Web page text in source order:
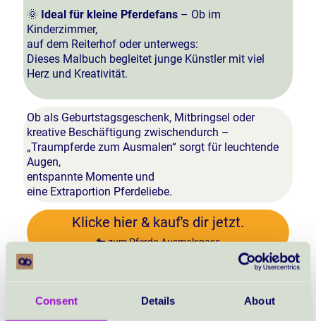
Consent Details About
🌞 Ideal für kleine Pferdefans – Ob im
Kinderzimmer,
auf dem Reiterhof oder unterwegs:
Dieses Malbuch begleitet junge Künstler mit viel
Herz und Kreativität.
Ob als Geburtstagsgeschenk, Mitbringsel oder
kreative Beschäftigung zwischendurch –
„Traumpferde zum Ausmalen“ sorgt für leuchtende
Augen,
entspannte Momente und
eine Extraportion Pferdeliebe.
Klicke hier & kauf's dir jetzt.
🐎 zum Pferde-Ausmalspass